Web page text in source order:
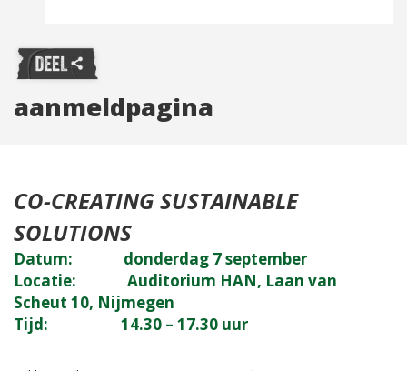
aanmeldpagina
CO-CREATING SUSTAINABLE
SOLUTIONS
Datum: donderdag 7 september
Locatie: Auditorium HAN, Laan van
Scheut 10, Nijmegen
Tijd: 14.30 – 17.30 uur